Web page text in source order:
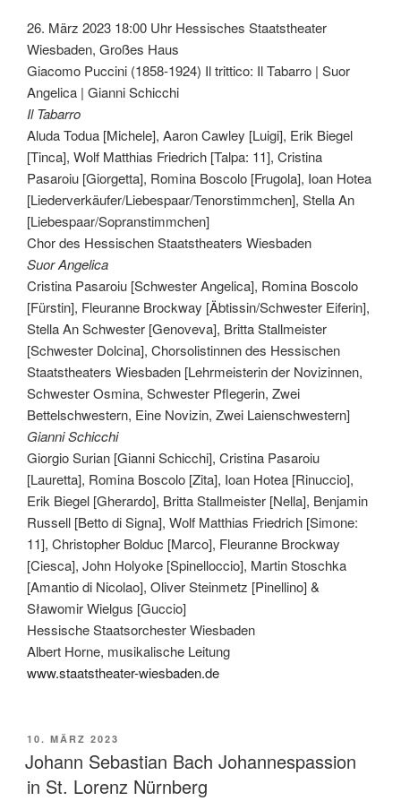
26. März 2023 18:00 Uhr Hessisches Staatstheater
Wiesbaden, Großes Haus
Giacomo Puccini (1858-1924) Il trittico: Il Tabarro | Suor
Angelica | Gianni Schicchi
Il Tabarro
Aluda Todua [Michele], Aaron Cawley [Luigi], Erik Biegel
[Tinca], Wolf Matthias Friedrich [Talpa: 11], Cristina
Pasaroiu [Giorgetta], Romina Boscolo [Frugola], Ioan Hotea
[Liederverkäufer/Liebespaar/Tenorstimmchen], Stella An
[Liebespaar/Sopranstimmchen]
Chor des Hessischen Staatstheaters Wiesbaden
Suor Angelica
Cristina Pasaroiu [Schwester Angelica], Romina Boscolo
[Fürstin], Fleuranne Brockway [Äbtissin/Schwester Eiferin],
Stella An Schwester [Genoveva], Britta Stallmeister
[Schwester Dolcina], Chorsolistinnen des Hessischen
Staatstheaters Wiesbaden [Lehrmeisterin der Novizinnen,
Schwester Osmina, Schwester Pflegerin, Zwei
Bettelschwestern, Eine Novizin, Zwei Laienschwestern]
Gianni Schicchi
Giorgio Surian [Gianni Schicchi], Cristina Pasaroiu
[Lauretta], Romina Boscolo [Zita], Ioan Hotea [Rinuccio],
Erik Biegel [Gherardo], Britta Stallmeister [Nella], Benjamin
Russell [Betto di Signa], Wolf Matthias Friedrich [Simone:
11], Christopher Bolduc [Marco], Fleuranne Brockway
[Ciesca], John Holyoke [Spinelloccio], Martin Stoschka
[Amantio di Nicolao], Oliver Steinmetz [Pinellino] &
Sławomir Wielgus [Guccio]
Hessische Staatsorchester Wiesbaden
Albert Horne, musikalische Leitung
www.staatstheater-wiesbaden.de
VERÖFFENTLICHT
AM
10. MÄRZ 2023
Johann Sebastian Bach Johannespassion
in St. Lorenz Nürnberg